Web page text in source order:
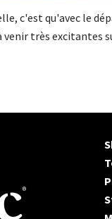
c'est qu'avec le
venir très excitantes